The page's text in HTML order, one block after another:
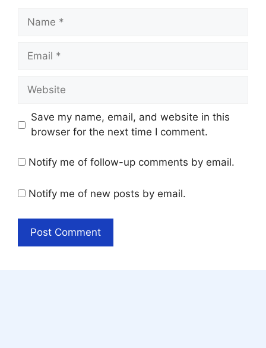
Name
Email
Website
Save my name, email, and website in this
browser for the next time I comment.
Notify me of follow-up comments by email.
Notify me of new posts by email.